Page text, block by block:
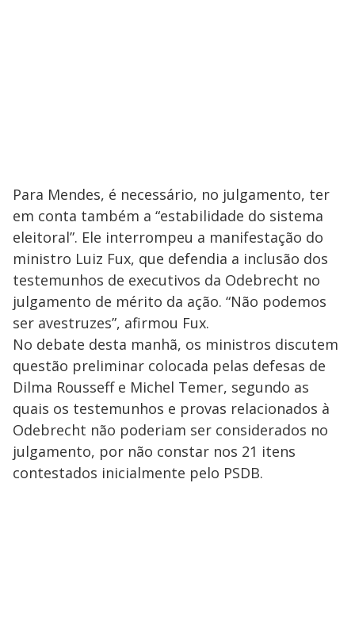
Para Mendes, é necessário, no julgamento, ter
em conta também a “estabilidade do sistema
eleitoral”. Ele interrompeu a manifestação do
ministro Luiz Fux, que defendia a inclusão dos
testemunhos de executivos da Odebrecht no
julgamento de mérito da ação. “Não podemos
ser avestruzes”, afirmou Fux.
No debate desta manhã, os ministros discutem
questão preliminar colocada pelas defesas de
Dilma Rousseff e Michel Temer, segundo as
quais os testemunhos e provas relacionados à
Odebrecht não poderiam ser considerados no
julgamento, por não constar nos 21 itens
contestados inicialmente pelo PSDB.